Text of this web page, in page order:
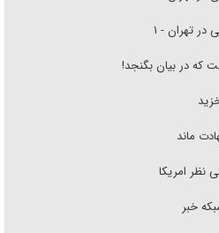
در تهران - ۱
که در بیان بگنجد!
ماند
نظر امریکا